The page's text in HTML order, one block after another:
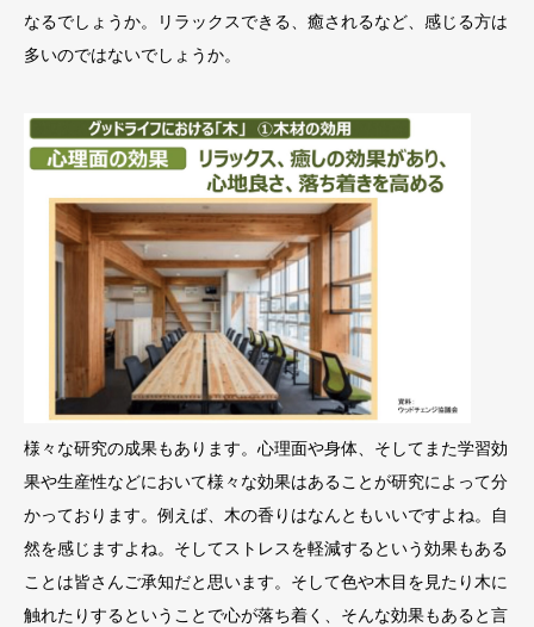
なるでしょうか。リラックスできる、癒されるなど、感じる方は
多いのではないでしょうか。
様々な研究の成果もあります。心理面や身体、そしてまた学習効
果や生産性などにおいて様々な効果はあることが研究によって分
かっております。例えば、木の香りはなんともいいですよね。自
然を感じますよね。そしてストレスを軽減するという効果もある
ことは皆さんご承知だと思います。そして色や木目を見たり木に
触れたりするということで心が落ち着く、そんな効果もあると言